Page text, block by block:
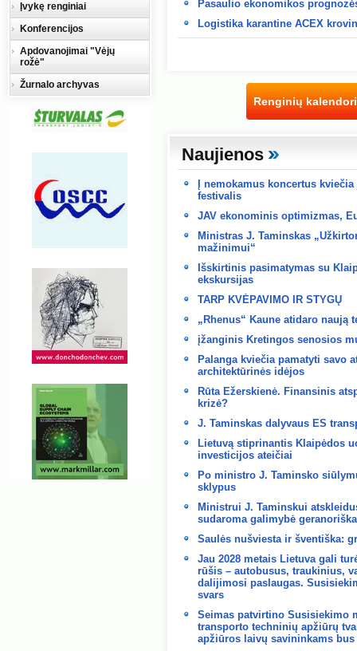
Pasaulio ekonomikos
Logistika karantine АСЕХ
Renginių
Naujienos
Į nemokamus koncertus
festivalis
JAV ekonominis optimizmas,
Ministras J. Taminskas
mažinimui“
Išskirtinis pasimatymas su
ekskursijas
TARP KVĖPAVIMO IR STYGŲ
„Rhenus“ Kaune atidaro
įžanginis Kretingos senosios
Palanga kviečia pamatyti savo
architektūrinės idėjos
Rūta Ežerskienė. Finansinis
krizė?
J. Taminskas dalyvaus ES
Lietuvą stiprinantis Klaipėdos
investicijos ateičiai
Po ministro J. Taminsko
sklypus
Ministrui J. Taminskui
sudaroma galimybė
Saulės nušviesta ir šventiška:
Jau 2028 metais Lietuva gali
rūšis – autobusus, traukinius,
dalijimosi paslaugas.
svars
Seimas patvirtino Susisiekimo
transporto techninių apžiūrų
apžiūros laivų savininkams
Įvykę renginiai
Konferencijos
Apdovanojimai "Vėjų
rožė"
Žurnalo archyvas